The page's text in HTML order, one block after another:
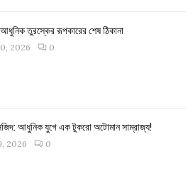
তুরস্কের রূপকারের শেষ ঠিকানা
2026 0
আধুনিক যুগে এক টুকরো অটোমান সাম্রাজ্য!
2026 0